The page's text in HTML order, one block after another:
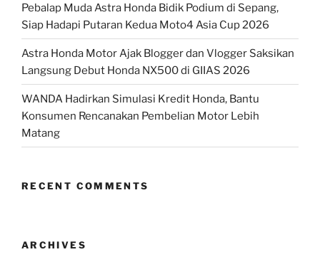
Pebalap Muda Astra Honda Bidik Podium di Sepang,
Siap Hadapi Putaran Kedua Moto4 Asia Cup 2026
Astra Honda Motor Ajak Blogger dan Vlogger Saksikan
Langsung Debut Honda NX500 di GIIAS 2026
WANDA Hadirkan Simulasi Kredit Honda, Bantu
Konsumen Rencanakan Pembelian Motor Lebih
Matang
RECENT COMMENTS
ARCHIVES